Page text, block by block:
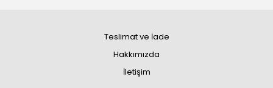
Teslimat ve İade
Hakkımızda
İletişim